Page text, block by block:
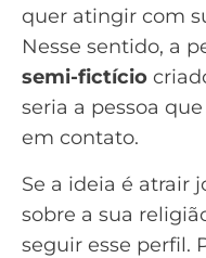
quer atingir com
Nesse sentido, a
semi-fictício
seria a pessoa
em contato.
Se a ideia é atrair
sobre a sua
seguir esse perfil.